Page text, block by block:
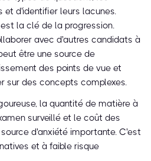
et d'identifier leurs lacunes.
la clé de la progression.
avec d'autres candidats à
être une source de
des points de vue et
sur des concepts complexes.
la quantité de matière à
surveillé et le coût des
d'anxiété importante. C'est
et à faible risque